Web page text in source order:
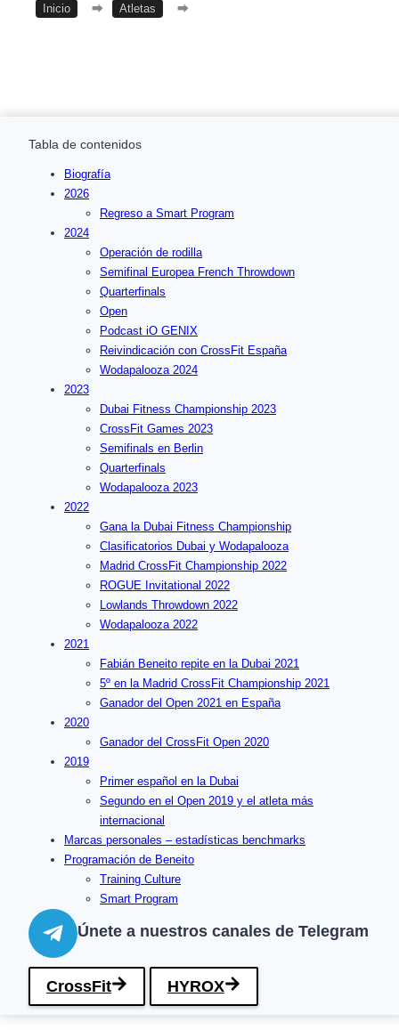
Inicio ⮕ Atletas ⮕
Tabla de contenidos
Biografía
2026
Regreso a Smart Program
2024
Operación de rodilla
Semifinal Europea French Throwdown
Quarterfinals
Open
Podcast iO GENIX
Reivindicación con CrossFit España
Wodapalooza 2024
2023
Dubai Fitness Championship 2023
CrossFit Games 2023
Semifinals en Berlin
Quarterfinals
Wodapalooza 2023
2022
Gana la Dubai Fitness Championship
Clasificatorios Dubai y Wodapalooza
Madrid CrossFit Championship 2022
ROGUE Invitational 2022
Lowlands Throwdown 2022
Wodapalooza 2022
2021
Fabián Beneito repite en la Dubai 2021
5º en la Madrid CrossFit Championship 2021
Ganador del Open 2021 en España
2020
Ganador del CrossFit Open 2020
2019
Primer español en la Dubai
Segundo en el Open 2019 y el atleta más
internacional
Marcas personales – estadísticas benchmarks
Programación de Beneito
Training Culture
Smart Program
Únete a nuestros canales de Telegram
CrossFit HYROX